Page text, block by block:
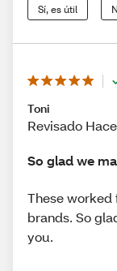
Sí, es útil
Toni
Revisado
So glad we
These worked
brands. So
you.